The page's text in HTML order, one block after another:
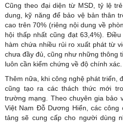
Cũng theo đại diện từ MSD, tỷ lệ
dung, kỹ năng để bảo vệ bản thân
cao trên 70% (riêng nội dung về
hội thấp nhất cũng đạt 63,4%).
hàm chứa nhiều rủi ro xuất phát từ
chưa đầy đủ, cũng như những thông
luôn cần kiểm chứng về độ chính xác.
Thêm nữa, khi công nghệ phát triển,
cũng tạo ra các thách thức mới
trường mạng. Theo chuyên gia bảo
Việt Nam Đỗ Dương Hiển, các công
tảng sẽ cung cấp cho người dùng